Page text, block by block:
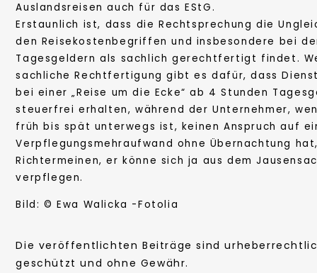
Auslandsreisen auch für das EStG.
Erstaunlich ist, dass die Rechtsprechung die
den Reisekostenbegriffen und insbesondere bei
Tagesgeldern als sachlich gerechtfertigt findet.
sachliche Rechtfertigung gibt es dafür, dass
bei einer „Reise um die Ecke“ ab 4 Stunden
steuerfrei erhalten, während der Unternehmer,
früh bis spät unterwegs ist, keinen Anspruch auf
Verpflegungsmehraufwand ohne Übernachtung
Richtermeinen, er könne sich ja aus dem
verpflegen.
Bild: © Ewa Walicka -Fotolia
Die veröffentlichten Beiträge sind
geschützt und ohne Gewähr.